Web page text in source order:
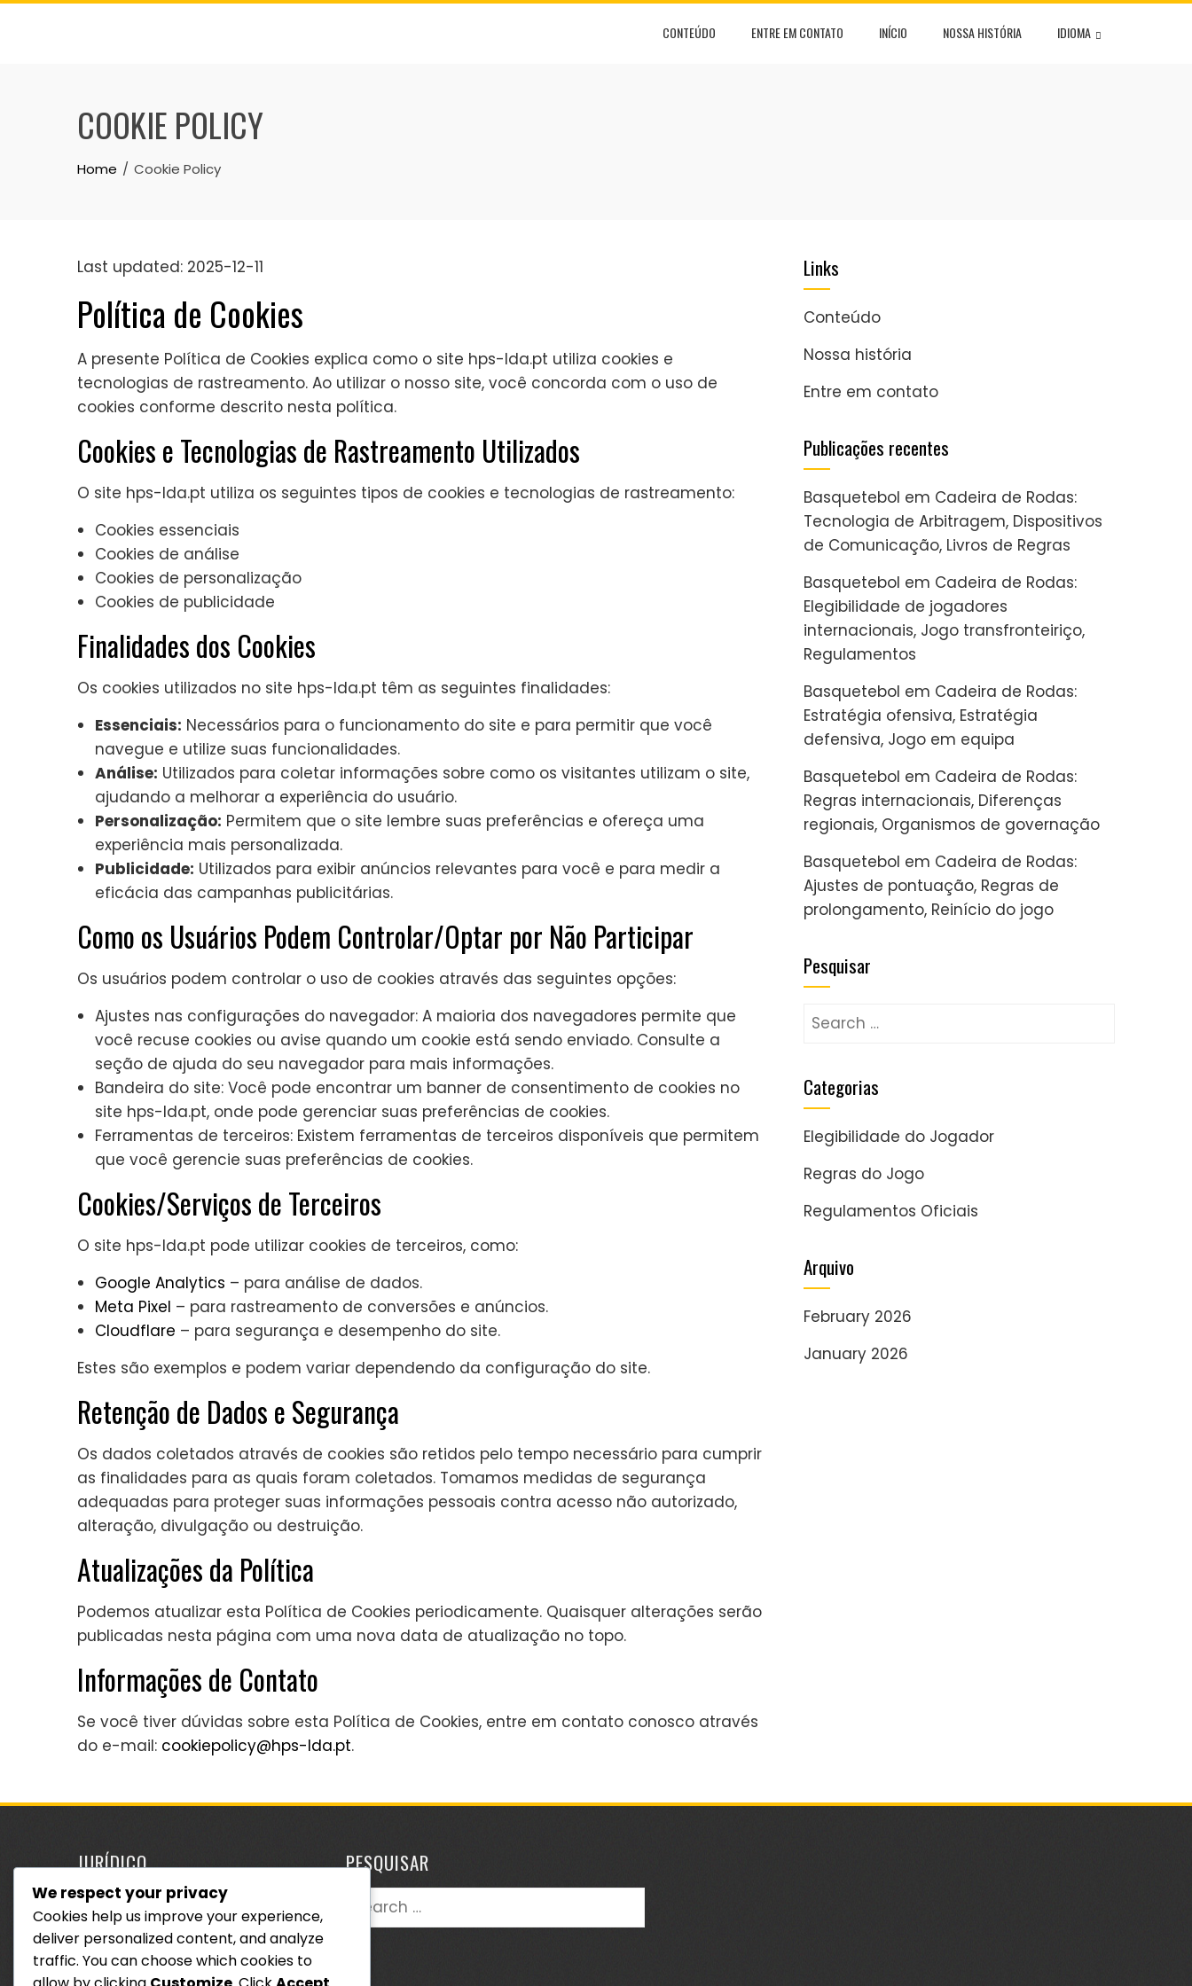
Skip
CONTEÚDO ENTRE EM CONTATO INÍCIO NOSSA HISTÓRIA IDIOMA
COOKIE POLICY
Home Cookie Policy
Last updated: 2025-12-11
Política de Cookies
A presente Política de Cookies explica como o site hps-lda.pt utiliza cookies e
tecnologias de rastreamento. Ao utilizar o nosso site, você concorda com o uso de
cookies conforme descrito nesta política.
Cookies e Tecnologias de Rastreamento Utilizados
O site hps-lda.pt utiliza os seguintes tipos de cookies e tecnologias de rastreamento:
Cookies essenciais
Cookies de análise
Cookies de personalização
Cookies de publicidade
Finalidades dos Cookies
Os cookies utilizados no site hps-lda.pt têm as seguintes finalidades:
Essenciais: Necessários para o funcionamento do site e para permitir que você
navegue e utilize suas funcionalidades.
Análise: Utilizados para coletar informações sobre como os visitantes utilizam o site,
ajudando a melhorar a experiência do usuário.
Personalização: Permitem que o site lembre suas preferências e ofereça uma
experiência mais personalizada.
Publicidade: Utilizados para exibir anúncios relevantes para você e para medir a
eficácia das campanhas publicitárias.
Como os Usuários Podem Controlar/Optar por Não Participar
Os usuários podem controlar o uso de cookies através das seguintes opções:
Ajustes nas configurações do navegador: A maioria dos navegadores permite que
você recuse cookies ou avise quando um cookie está sendo enviado. Consulte a
seção de ajuda do seu navegador para mais informações.
Bandeira do site: Você pode encontrar um banner de consentimento de cookies no
site hps-lda.pt, onde pode gerenciar suas preferências de cookies.
Ferramentas de terceiros: Existem ferramentas de terceiros disponíveis que permitem
que você gerencie suas preferências de cookies.
Cookies/Serviços de Terceiros
O site hps-lda.pt pode utilizar cookies de terceiros, como:
Google Analytics – para análise de dados.
Meta Pixel – para rastreamento de conversões e anúncios.
Cloudflare – para segurança e desempenho do site.
Estes são exemplos e podem variar dependendo da configuração do site.
Retenção de Dados e Segurança
Os dados coletados através de cookies são retidos pelo tempo necessário para cumprir
as finalidades para as quais foram coletados. Tomamos medidas de segurança
adequadas para proteger suas informações pessoais contra acesso não autorizado,
alteração, divulgação ou destruição.
Atualizações da Política
Podemos atualizar esta Política de Cookies periodicamente. Quaisquer alterações serão
publicadas nesta página com uma nova data de atualização no topo.
Informações de Contato
Se você tiver dúvidas sobre esta Política de Cookies, entre em contato conosco através
do e-mail: cookiepolicy@hps-lda.pt.
Links
Conteúdo
Nossa história
Entre em contato
Publicações recentes
Basquetebol em Cadeira de Rodas:
Tecnologia de Arbitragem, Dispositivos
de Comunicação, Livros de Regras
Basquetebol em Cadeira de Rodas:
Elegibilidade de jogadores
internacionais, Jogo transfronteiriço,
Regulamentos
Basquetebol em Cadeira de Rodas:
Estratégia ofensiva, Estratégia
defensiva, Jogo em equipa
Basquetebol em Cadeira de Rodas:
Regras internacionais, Diferenças
regionais, Organismos de governação
Basquetebol em Cadeira de Rodas:
Ajustes de pontuação, Regras de
prolongamento, Reinício do jogo
Pesquisar
Search
Categorias
Elegibilidade do Jogador
Regras do Jogo
Regulamentos Oficiais
Arquivo
February 2026
January 2026
JURÍDICO
Entre em contato
Cookies e rastreamento
Termos e condições
PESQUISAR
Search
We respect your privacy
Cookies help us improve your experience,
deliver personalized content, and analyze
traffic. You can choose which cookies to